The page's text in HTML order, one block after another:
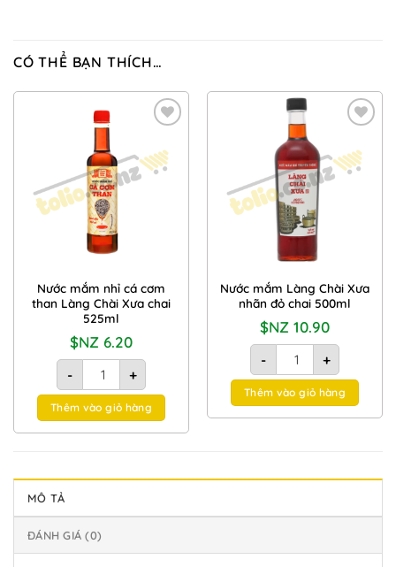
CÓ THỂ BẠN THÍCH…
Wishlist
Nước mắm nhỉ cá cơm
than Làng Chài Xưa chai
525ml
$NZ 6.20
-
Nước mắm nhỉ cá cơm than Làng Chài Xưa chai 525ml số
+
Thêm vào giỏ hàng
Wishlist
Nước mắm Làng Chài Xưa
nhãn đỏ chai 500ml
$NZ 10.90
-
Nước mắm Làng Chài
+
Thêm vào giỏ hàng
MÔ TẢ
ĐÁNH GIÁ (0)